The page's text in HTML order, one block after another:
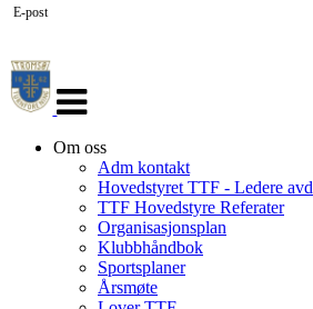
navigasjon
Om oss
Adm kontakt
Hovedstyret TTF - Ledere avd
TTF Hovedstyre Referater
Organisasjonsplan
Klubbhåndbok
Sportsplaner
Årsmøte
E-post